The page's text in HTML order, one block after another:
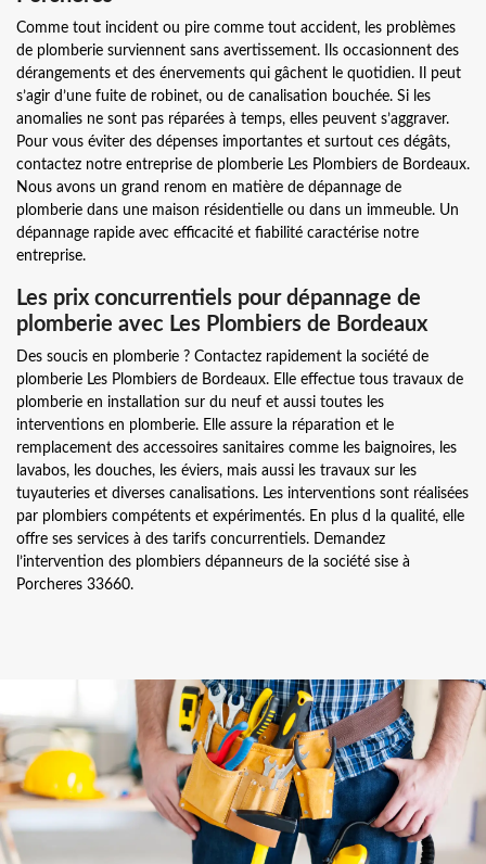
Comme tout incident ou pire comme tout accident, les problèmes
de plomberie surviennent sans avertissement. Ils occasionnent des
dérangements et des énervements qui gâchent le quotidien. Il peut
s’agir d’une fuite de robinet, ou de canalisation bouchée. Si les
anomalies ne sont pas réparées à temps, elles peuvent s’aggraver.
Pour vous éviter des dépenses importantes et surtout ces dégâts,
contactez notre entreprise de plomberie Les Plombiers de Bordeaux.
Nous avons un grand renom en matière de dépannage de
plomberie dans une maison résidentielle ou dans un immeuble. Un
dépannage rapide avec efficacité et fiabilité caractérise notre
entreprise.
Les prix concurrentiels pour dépannage de
plomberie avec Les Plombiers de Bordeaux
Des soucis en plomberie ? Contactez rapidement la société de
plomberie Les Plombiers de Bordeaux. Elle effectue tous travaux de
plomberie en installation sur du neuf et aussi toutes les
interventions en plomberie. Elle assure la réparation et le
remplacement des accessoires sanitaires comme les baignoires, les
lavabos, les douches, les éviers, mais aussi les travaux sur les
tuyauteries et diverses canalisations. Les interventions sont réalisées
par plombiers compétents et expérimentés. En plus d la qualité, elle
offre ses services à des tarifs concurrentiels. Demandez
l’intervention des plombiers dépanneurs de la société sise à
Porcheres 33660.